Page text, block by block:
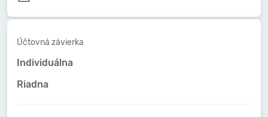
Účtovná závierka
Individuálna
Riadna